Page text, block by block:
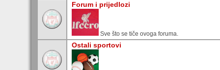
Forum i prijedlozi
Sve što se tiče ovoga foruma.
Ostali sportovi